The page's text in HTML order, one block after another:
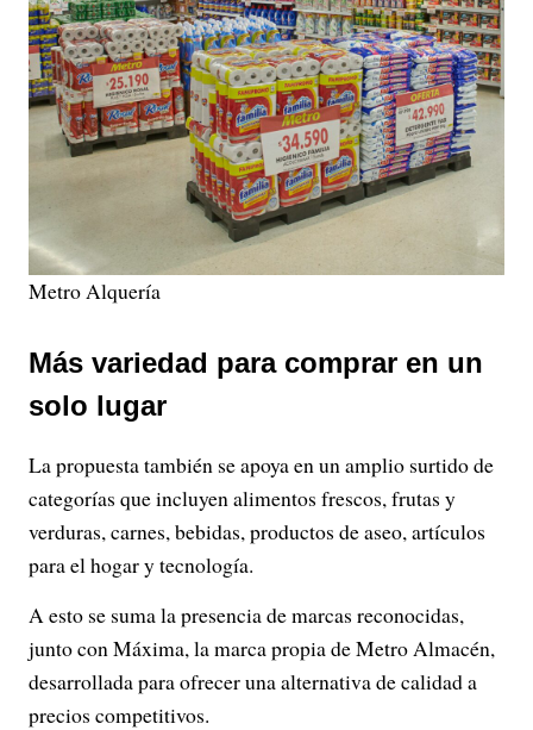
Metro Alquería
Más variedad para comprar en un
solo lugar
La propuesta también se apoya en un amplio surtido de
categorías que incluyen alimentos frescos, frutas y
verduras, carnes, bebidas, productos de aseo, artículos
para el hogar y tecnología.
A esto se suma la presencia de marcas reconocidas,
junto con Máxima, la marca propia de Metro Almacén,
desarrollada para ofrecer una alternativa de calidad a
precios competitivos.